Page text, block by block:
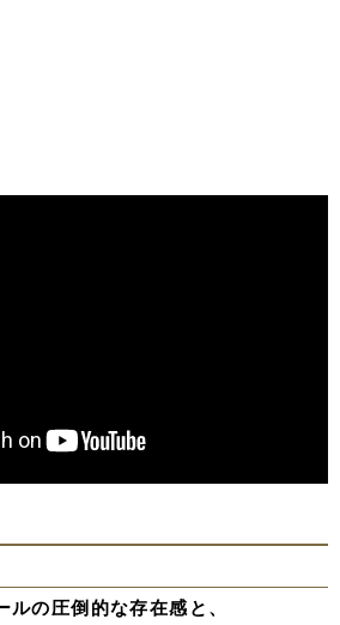
の圧倒的な存在感と、